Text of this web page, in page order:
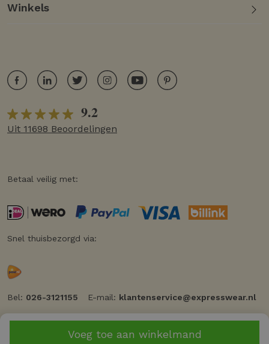
Voeg toe aan winkelmand
Winkels
9.2
Uit 11698 Beoordelingen
Betaal veilig met:
Snel thuisbezorgd via:
Bel: 026-3121155 E-mail: klantenservice@expresswear.nl